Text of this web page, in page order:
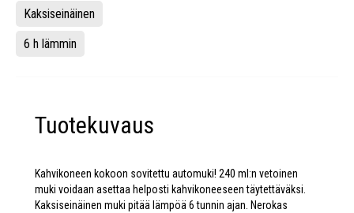
Kaksiseinäinen
6 h lämmin
Tuotekuvaus
Kahvikoneen kokoon sovitettu automuki! 240 ml:n vetoinen
muki voidaan asettaa helposti kahvikoneeseen täytettäväksi.
Kaksiseinäinen muki pitää lämpöä 6 tunnin ajan. Nerokas